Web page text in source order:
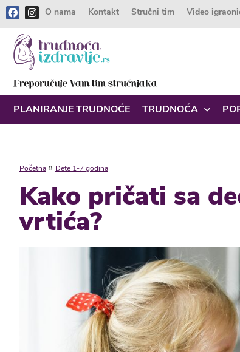
O nama Kontakt Stručni tim Video
PLANIRANJE TRUDNOĆE TRUDNOĆA
Početna » Dete 1-7 godina
Kako pričati sa
vrtića?